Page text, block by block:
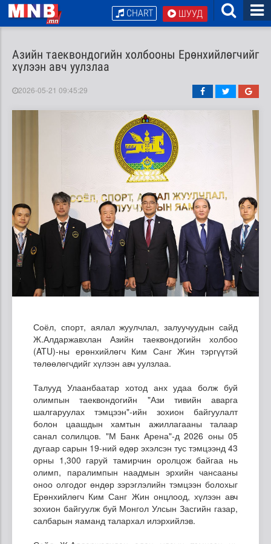
ШУУД
CHART
Азийн таеквондогийн холбооны Ерөнхийлөгчийг
хүлээн авч уулзлаа
2026-05-21 09:45:29
Соёл, спорт, аялал жуулчлал, залуучуудын сайд
Ж.Алдаржавхлан Азийн таеквондогийн холбоо
(ATU)-ны ерөнхийлөгч Ким Санг Жин тэргүүтэй
төлөөлөгчдийг хүлээн авч уулзлаа.
Талууд Улаанбаатар хотод анх удаа болж буй
олимпын таеквондогийн "Ази тивийн аварга
шалгаруулах тэмцээн"-ийн зохион байгуулалт
болон цаашдын хамтын ажиллагааны талаар
санал солилцов. "М Банк Арена"-д 2026 оны 05
дугаар сарын 19-ний өдөр эхэлсэн тус тэмцээнд 43
орны 1,300 гаруй тамирчин оролцож байгаа нь
олимп, паралимпын наадмын эрхийн чансааны
оноо олгодог өндөр зэрэглэлийн тэмцээн болохыг
Ерөнхийлөгч Ким Санг Жин онцлоод, хүлээн авч
зохион байгуулж буй Монгол Улсын Засгийн газар,
салбарын яаманд талархал илэрхийлэв.